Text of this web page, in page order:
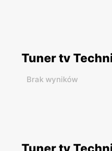
Tuner tv
Brak wyników